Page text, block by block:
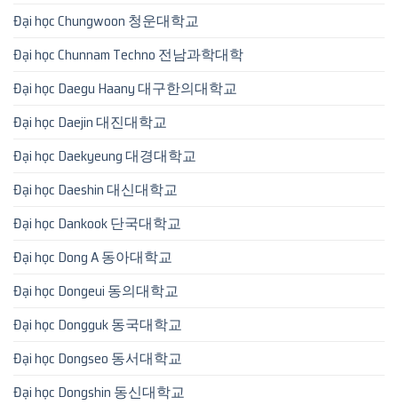
Đại học Chungwoon 청운대학교
Đại học Chunnam Techno 전남과학대학
Đại học Daegu Haany 대구한의대학교
Đại học Daejin 대진대학교
Đại học Daekyeung 대경대학교
Đại học Daeshin 대신대학교
Đại học Dankook 단국대학교
Đại học Dong A 동아대학교
Đại học Dongeui 동의대학교
Đại học Dongguk 동국대학교
Đại học Dongseo 동서대학교
Đại học Dongshin 동신대학교